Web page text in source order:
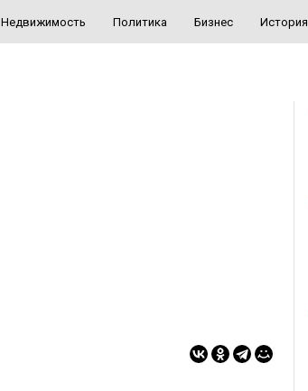
Недвижимость Политика Бизнес История